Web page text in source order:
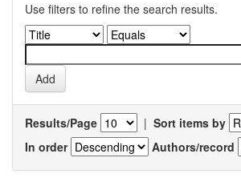
Use filters to refine the search results.
Results/Page | Sort items by
In order
Authors/record